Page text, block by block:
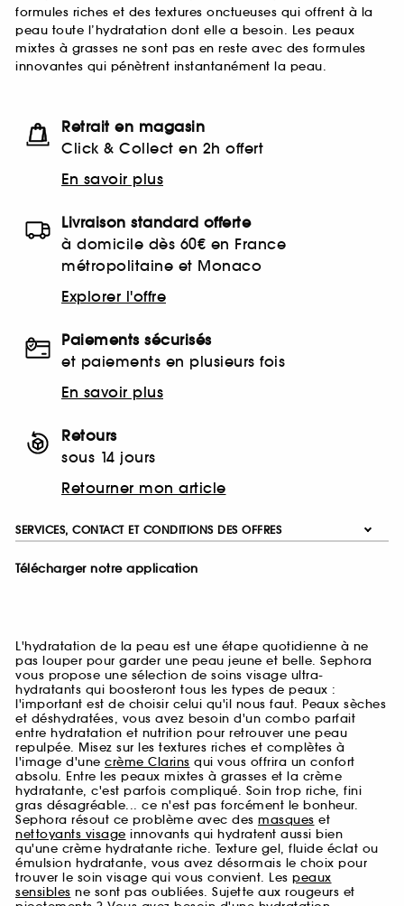
formules riches et des textures onctueuses qui offrent à la
peau toute l’hydratation dont elle a besoin. Les peaux
mixtes à grasses ne sont pas en reste avec des formules
innovantes qui pénètrent instantanément la peau.
Retrait en magasin
Click & Collect en 2h offert
En savoir plus
Livraison standard offerte
à domicile dès 60€ en France
métropolitaine et Monaco
Explorer l'offre
Paiements sécurisés
et paiements en plusieurs fois
En savoir plus
Retours
sous 14 jours
Retourner mon article
SERVICES, CONTACT ET CONDITIONS DES OFFRES
Télécharger notre application
L'hydratation de la peau est une étape quotidienne à ne
pas louper pour garder une peau jeune et belle. Sephora
vous propose une sélection de soins visage ultra-
hydratants qui boosteront tous les types de peaux :
l'important est de choisir celui qu'il nous faut. Peaux sèches
et déshydratées, vous avez besoin d'un combo parfait
entre hydratation et nutrition pour retrouver une peau
repulpée. Misez sur les textures riches et complètes à
l'image d'une crème Clarins qui vous offrira un confort
absolu. Entre les peaux mixtes à grasses et la crème
hydratante, c'est parfois compliqué. Soin trop riche, fini
gras désagréable... ce n'est pas forcément le bonheur.
Sephora résout ce problème avec des masques et
nettoyants visage innovants qui hydratent aussi bien
qu'une crème hydratante riche. Texture gel, fluide éclat ou
émulsion hydratante, vous avez désormais le choix pour
trouver le soin visage qui vous convient. Les peaux
sensibles ne sont pas oubliées. Sujette aux rougeurs et